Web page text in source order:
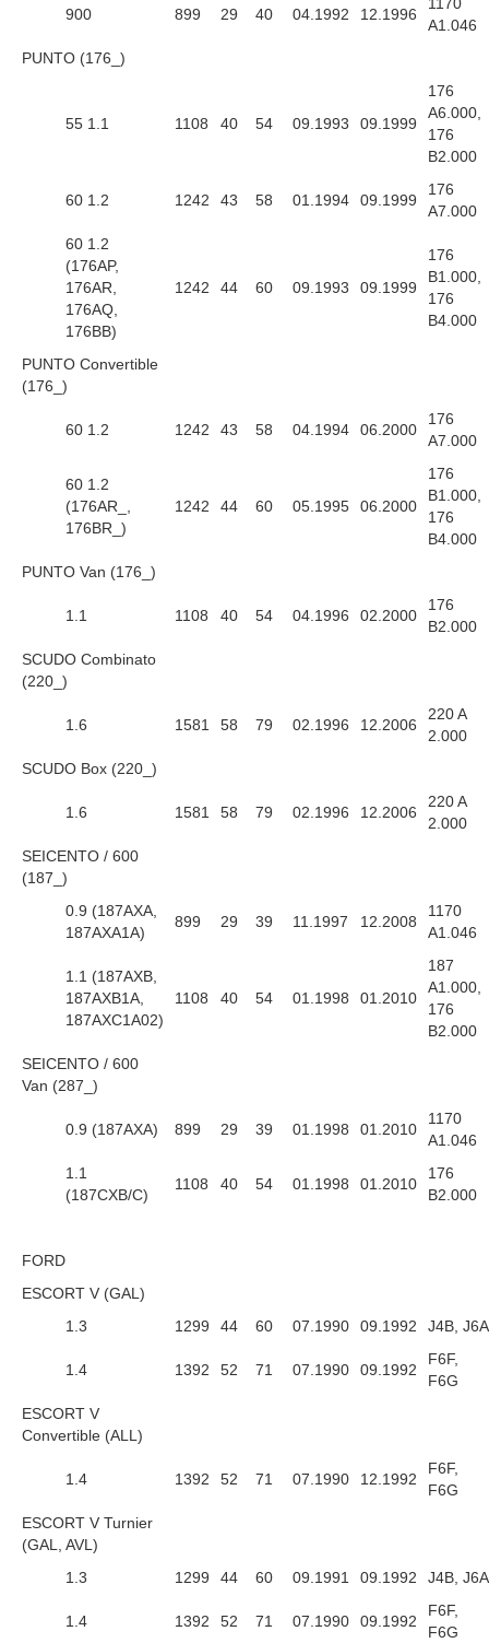
900 899 29 40 04.1992 12.1996
1170
A1.046
PUNTO (176_)
55 1.1 1108 40 54 09.1993 09.1999
176
A6.000,
176
B2.000
60 1.2 1242 43 58 01.1994 09.1999
176
A7.000
60 1.2
(176AP,
176AR,
176AQ,
176BB)
1242 44 60 09.1993 09.1999
176
B1.000,
176
B4.000
PUNTO Convertible
(176_)
60 1.2 1242 43 58 04.1994 06.2000
176
A7.000
60 1.2
(176AR_,
176BR_)
1242 44 60 05.1995 06.2000
176
B1.000,
176
B4.000
PUNTO Van (176_)
1.1 1108 40 54 04.1996 02.2000
176
B2.000
SCUDO Combinato
(220_)
1.6 1581 58 79 02.1996 12.2006
220 A
2.000
SCUDO Box (220_)
1.6 1581 58 79 02.1996 12.2006
220 A
2.000
SEICENTO / 600
(187_)
0.9 (187AXA,
187AXA1A)
899 29 39 11.1997 12.2008
1170
A1.046
1.1 (187AXB,
187AXB1A,
187AXC1A02)
1108 40 54 01.1998 01.2010
187
A1.000,
176
B2.000
SEICENTO / 600
Van (287_)
0.9 (187AXA) 899 29 39 01.1998 01.2010
1170
A1.046
1.1
(187CXB/C)
1108 40 54 01.1998 01.2010
176
B2.000
FORD
ESCORT V (GAL)
1.3
1299 44 60 07.1990 09.1992 J4B, J6A
1.4 1392 52 71 07.1990 09.1992
F6F,
F6G
ESCORT V
Convertible (ALL)
1.4 1392 52 71 07.1990 12.1992
F6F,
F6G
ESCORT V Turnier
(GAL, AVL)
1.3
1299 44 60 09.1991 09.1992 J4B, J6A
1.4 1392 52 71 07.1990 09.1992
F6F,
F6G